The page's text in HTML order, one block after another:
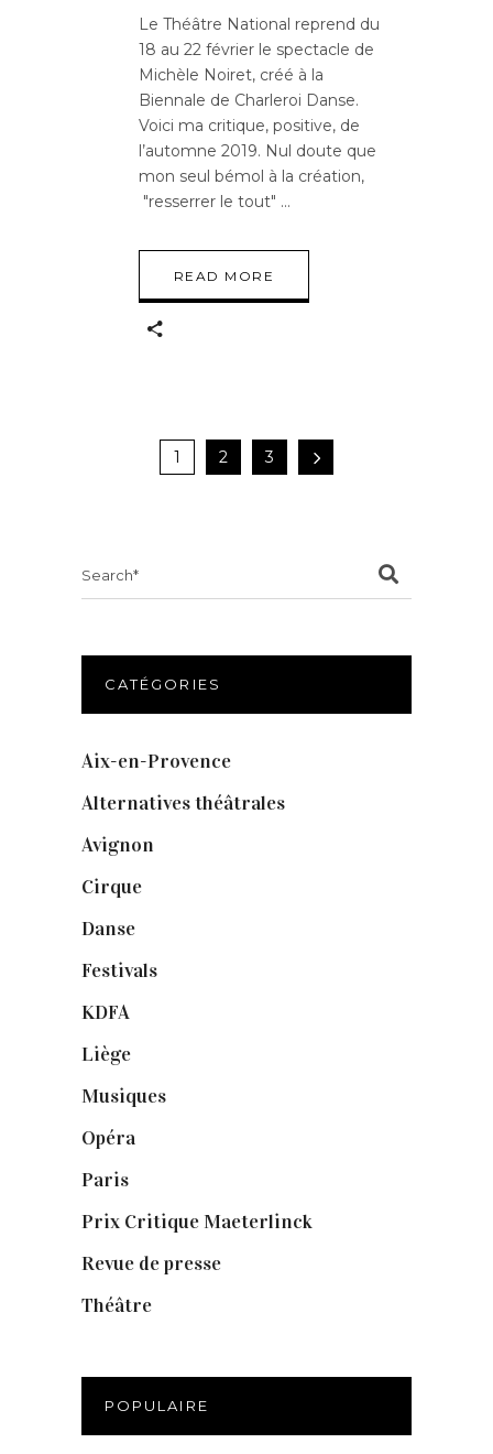
Le Théâtre National reprend du
18 au 22 février le spectacle de
Michèle Noiret, créé à la
Biennale de Charleroi Danse.
Voici ma critique, positive, de
l’automne 2019. Nul doute que
mon seul bémol à la création,
"resserrer le tout"
READ MORE
1 2 3
CATÉGORIES
Aix-en-Provence
Alternatives théâtrales
Avignon
Cirque
Danse
Festivals
KDFA
Liège
Musiques
Opéra
Paris
Prix Critique Maeterlinck
Revue de presse
Théâtre
POPULAIRE